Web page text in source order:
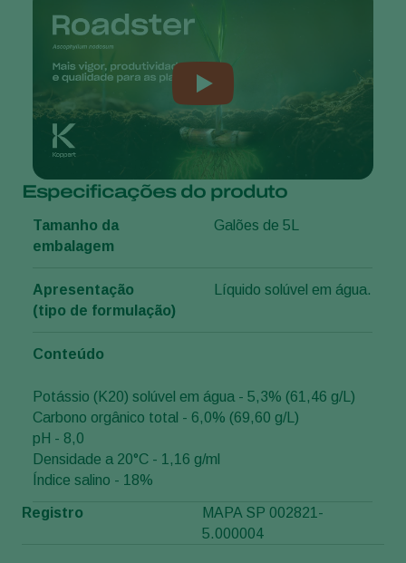
Especificações do produto
Tamanho da
embalagem
Galões de 5L
Apresentação
(tipo de formulação)
Líquido solúvel em água.
Conteúdo
Potássio (K20) solúvel em água - 5,3% (61,46 g/L)
Carbono orgânico total - 6,0% (69,60 g/L)
pH - 8,0
Densidade a 20°C - 1,16 g/ml
Índice salino - 18%
Registro
MAPA SP 002821-
5.000004